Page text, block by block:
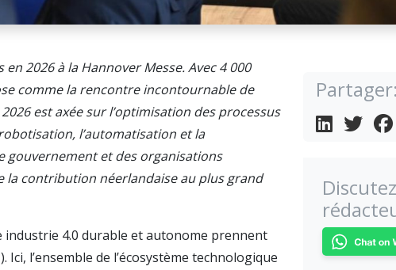
2026 à la Hannover Messe. Avec 4 000
comme la rencontre incontournable de
est axée sur l’optimisation des processus
l’automatisation et la
gouvernement et des organisations
la contribution néerlandaise au plus grand
industrie 4.0 durable et autonome prennent
l’ensemble de l’écosystème technologique